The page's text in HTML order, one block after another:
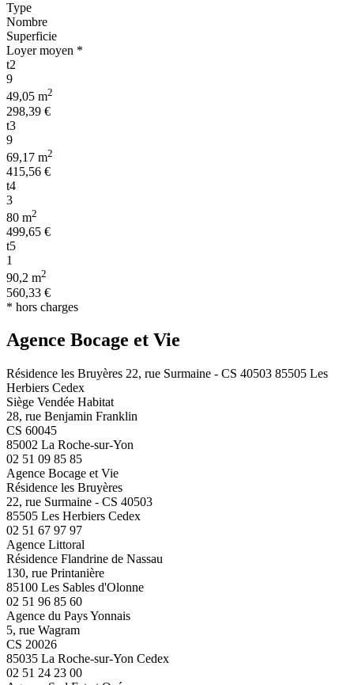
Type
Nombre
Superficie
Loyer moyen *
t2
9
49,05 m2
298,39 €
t3
9
69,17 m2
415,56 €
t4
3
80 m2
499,65 €
t5
1
90,2 m2
560,33 €
* hors charges
Agence Bocage et Vie
Résidence les Bruyères 22, rue Surmaine - CS 40503 85505 Les
Herbiers Cedex
Siège Vendée Habitat
28, rue Benjamin Franklin
CS 60045
85002 La Roche-sur-Yon
02 51 09 85 85
Agence Bocage et Vie
Résidence les Bruyères
22, rue Surmaine - CS 40503
85505 Les Herbiers Cedex
02 51 67 97 97
Agence Littoral
Résidence Flandrine de Nassau
130, rue Printanière
85100 Les Sables d'Olonne
02 51 96 85 60
Agence du Pays Yonnais
5, rue Wagram
CS 20026
85035 La Roche-sur-Yon Cedex
02 51 24 23 00